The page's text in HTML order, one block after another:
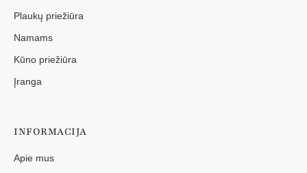
Plaukų priežiūra
Namams
Kūno priežiūra
Įranga
INFORMACIJA
Apie mus